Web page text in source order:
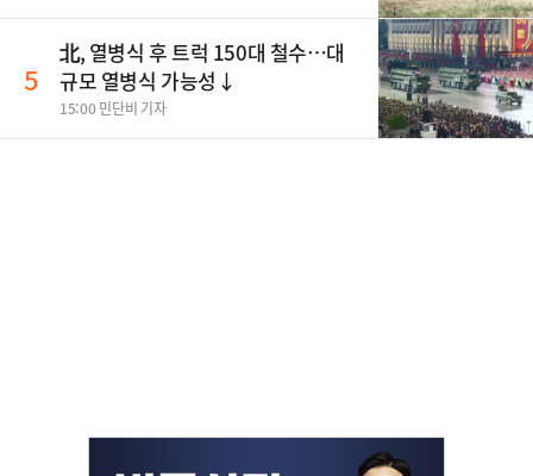
5
北, 열병식 후 트럭 150대 철수…대
규모 열병식 가능성↓
15:00 민단비 기자